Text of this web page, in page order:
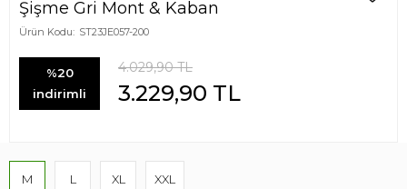
Şişme Gri Mont & Kaban
Ürün Kodu: ST23JE057-200
%20
indirimli
4.029,90TL
3.229,90 TL
M L XL XXL